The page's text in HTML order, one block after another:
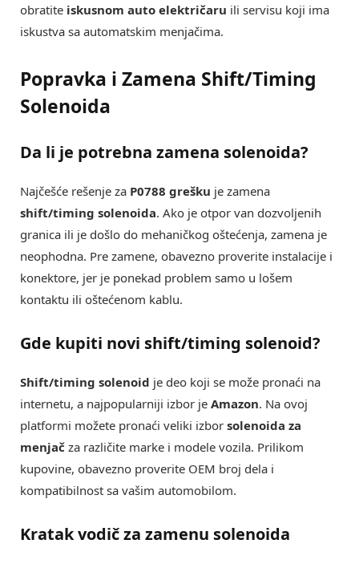
obratite iskusnom auto električaru ili servisu koji ima
iskustva sa automatskim menjačima.
Popravka i Zamena Shift/Timing
Solenoida
Da li je potrebna zamena solenoida?
Najčešće rešenje za P0788 grešku je zamena
shift/timing solenoida. Ako je otpor van dozvoljenih
granica ili je došlo do mehaničkog oštećenja, zamena je
neophodna. Pre zamene, obavezno proverite instalacije i
konektore, jer je ponekad problem samo u lošem
kontaktu ili oštećenom kablu.
Gde kupiti novi shift/timing solenoid?
Shift/timing solenoid je deo koji se može pronaći na
internetu, a najpopularniji izbor je Amazon. Na ovoj
platformi možete pronaći veliki izbor solenoida za
menjač za različite marke i modele vozila. Prilikom
kupovine, obavezno proverite OEM broj dela i
kompatibilnost sa vašim automobilom.
Kratak vodič za zamenu solenoida